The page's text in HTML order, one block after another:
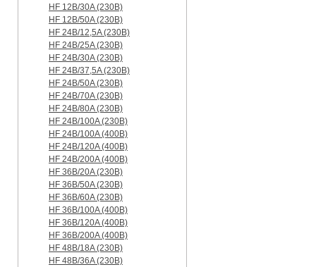
HF 12B/30A (230B)
HF 12B/50A (230B)
HF 24B/12,5A (230B)
HF 24B/25A (230B)
HF 24B/30A (230B)
HF 24B/37,5A (230B)
HF 24B/50A (230B)
HF 24B/70A (230B)
HF 24B/80A (230B)
HF 24B/100A (230B)
HF 24B/100A (400B)
HF 24B/120A (400B)
HF 24B/200A (400B)
HF 36B/20A (230B)
HF 36B/50A (230B)
HF 36B/60A (230B)
HF 36B/100A (400B)
HF 36B/120A (400B)
HF 36B/200A (400B)
HF 48B/18A (230B)
HF 48B/36A (230B)